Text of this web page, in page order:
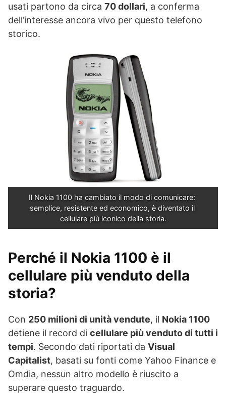
usati partono da circa 70 dollari, a conferma
dell’interesse ancora vivo per questo telefono
storico.
Il Nokia 1100 ha cambiato il modo di comunicare:
semplice, resistente ed economico, è diventato il
cellulare più iconico della storia.
Perché il Nokia 1100 è il
cellulare più venduto della
storia?
Con 250 milioni di unità vendute, il Nokia 1100
detiene il record di cellulare più venduto di tutti i
tempi. Secondo dati riportati da Visual
Capitalist, basati su fonti come Yahoo Finance e
Omdia, nessun altro modello è riuscito a
superare questo traguardo.